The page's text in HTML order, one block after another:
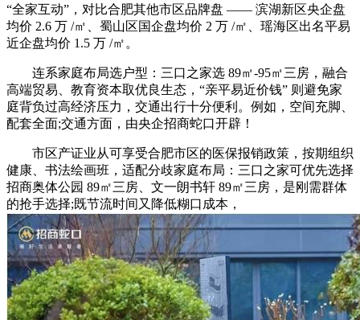
“全家互动”，对比合肥其他市区品牌盘 —— 滨湖新区央企盘
均价 2.6 万 /㎡、蜀山区国企盘均价 2 万 /㎡、瑶海区出名平易
近企盘均价 1.5 万 /㎡。
连系家庭布局选户型：三口之家选 89㎡-95㎡三房，融合
高端贸易、教育资本取优良生态，“亲平易近价钱” 则避免家
庭背负过高经济压力，交通出行十分便利。例如，空间充脚、
配套全面;交通方面，由央企招商蛇口开辟！
市区产证业从可享受合肥市区的医保报销政策，按期组织
健康、书法绘画班，适配分歧家庭布局：三口之家可优先选择
招商奥体公园 89㎡三房、文一朗书轩 89㎡三房，是刚需群体
的抢手选择;既节流时间又降低糊口成本，